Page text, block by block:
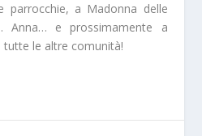
parrocchie, a Madonna delle
Anna… e prossimamente a
le altre comunità!